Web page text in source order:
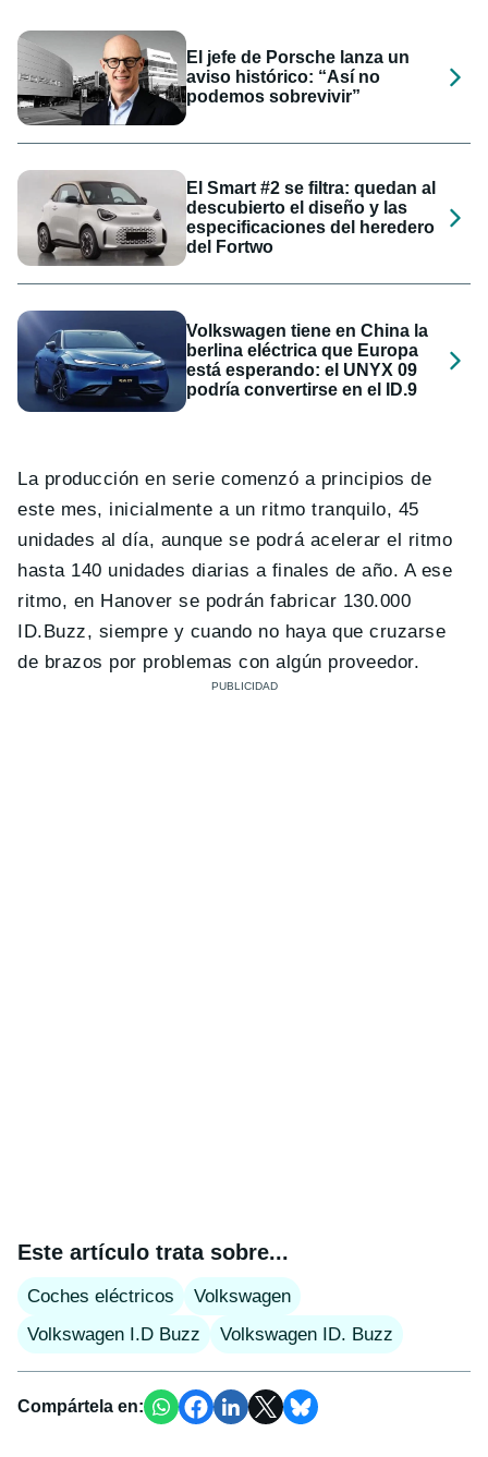
El jefe de Porsche lanza un
aviso histórico: “Así no
podemos sobrevivir”
El Smart #2 se filtra: quedan al
descubierto el diseño y las
especificaciones del heredero
del Fortwo
Volkswagen tiene en China la
berlina eléctrica que Europa
está esperando: el UNYX 09
podría convertirse en el ID.9
La producción en serie comenzó a principios de
este mes, inicialmente a un ritmo tranquilo, 45
unidades al día, aunque se podrá acelerar el ritmo
hasta 140 unidades diarias a finales de año. A ese
ritmo, en Hanover se podrán fabricar 130.000
ID.Buzz, siempre y cuando no haya que cruzarse
de brazos por problemas con algún proveedor.
Este artículo trata sobre...
Coches eléctricos
Volkswagen
Volkswagen I.D Buzz
Volkswagen ID. Buzz
Compártela en: